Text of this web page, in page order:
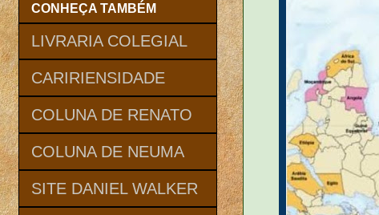
CONHEÇA TAMBÉM
LIVRARIA COLEGIAL
CARIRIENSIDADE
COLUNA DE RENATO
COLUNA DE NEUMA
SITE DANIEL WALKER